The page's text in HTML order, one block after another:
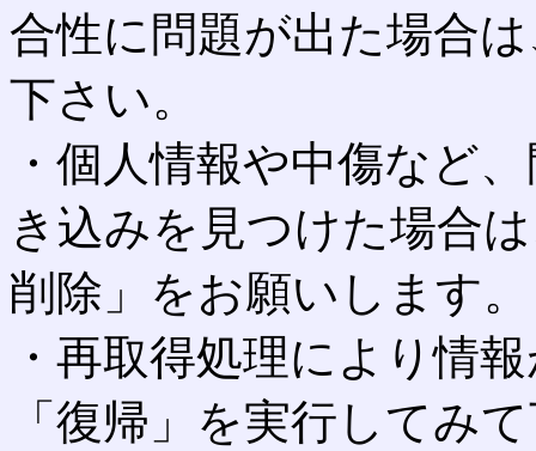
合性に問題が出た場合
下さい。
・個人情報や中傷など
き込みを見つけた場合
削除」をお願いします。
・再取得処理により情
「復帰」を実行してみ